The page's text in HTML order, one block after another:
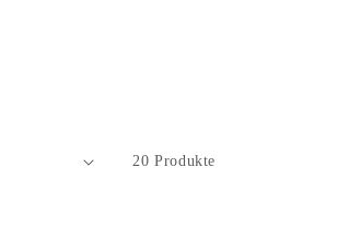
20 Produkte